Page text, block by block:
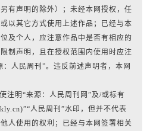
有声明的除外）；未经本网授权，任
以其它方式使用上述作品；已经与本
及个人，应注意作品中是否有相应的
制声明，且在授权范围内使用时应注
：人民周刊”。违反前述声明者，本网
注明“来源：人民周刊网”及/或标有
人民周刊”水印，但并不代表
人使用的权利；已经与本网签署相关